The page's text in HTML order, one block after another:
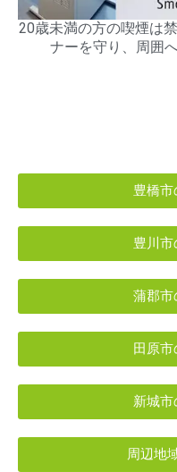
20歳未満の方の喫煙は
ナーを守り、周囲
豊橋
豊川
蒲郡市
田原
新城
周辺地